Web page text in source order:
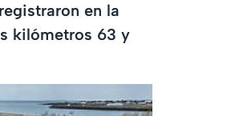
en la
kilómetros 63 y